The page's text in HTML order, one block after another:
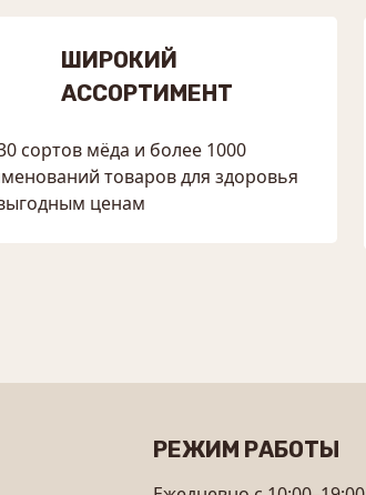
ШИРОКИЙ
АССОРТИМЕНТ
сортов мёда и более 1000
товаров для здоровья
ценам
РЕЖИМ РАБОТЫ